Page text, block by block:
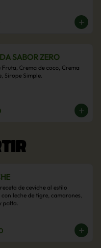
SABOR ZERO
Fruta, Crema de coco, Crema
Sirope Simple.
de ceviche al estilo
leche de tigre, camarones,
palta.